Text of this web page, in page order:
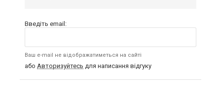
Введіть email:
Ваш e-mail не відображатиметься на сайті
або Авторизуйтесь для написання відгуку